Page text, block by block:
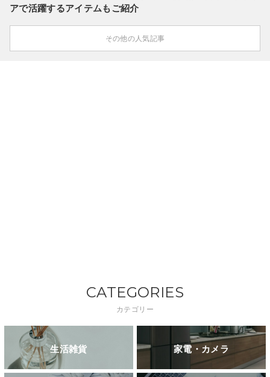
アで活躍するアイテムもご紹介
その他の人気記事
CATEGORIES
カテゴリー
生活雑貨 家電・カメラ